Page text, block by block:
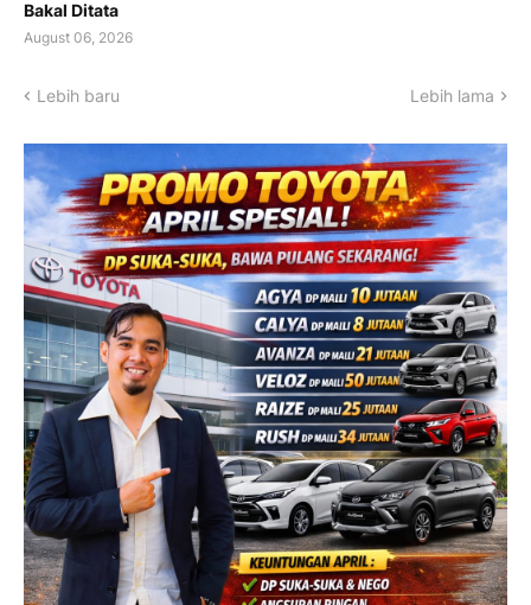
Bakal Ditata
August 06, 2026
Lebih baru Lebih lama